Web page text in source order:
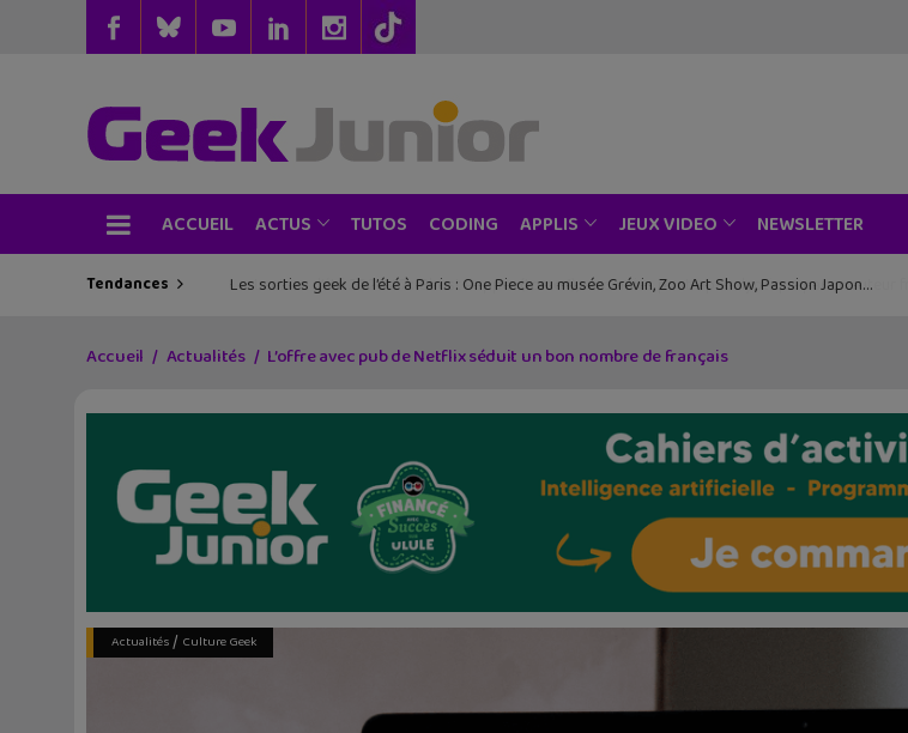
ACCUEIL ACTUS TUTOS CODING APPLIS JEUX VIDEO NEWSLETTER
Tendances Les sorties geek de l’été à Paris : One Piece au musée Grévin, Zoo Art Show, Passion Japon…
Accueil Actualités L’offre avec pub de Netflix séduit un bon nombre de français
Actualités/ Culture Geek